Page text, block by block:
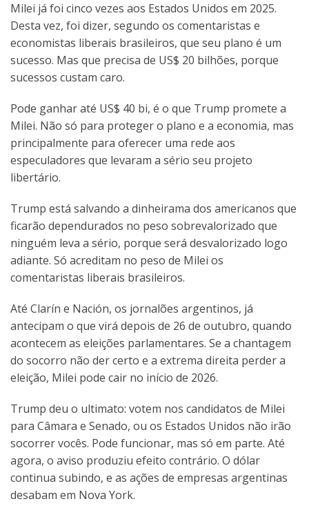
Milei já foi cinco vezes aos Estados Unidos em 2025.
Desta vez, foi dizer, segundo os comentaristas e
economistas liberais brasileiros, que seu plano é um
sucesso. Mas que precisa de US$ 20 bilhões, porque
sucessos custam caro.
Pode ganhar até US$ 40 bi, é o que Trump promete a
Milei. Não só para proteger o plano e a economia, mas
principalmente para oferecer uma rede aos
especuladores que levaram a sério seu projeto
libertário.
Trump está salvando a dinheirama dos americanos que
ficarão dependurados no peso sobrevalorizado que
ninguém leva a sério, porque será desvalorizado logo
adiante. Só acreditam no peso de Milei os
comentaristas liberais brasileiros.
Até Clarín e Nación, os jornalões argentinos, já
antecipam o que virá depois de 26 de outubro, quando
acontecem as eleições parlamentares. Se a chantagem
do socorro não der certo e a extrema direita perder a
eleição, Milei pode cair no início de 2026.
Trump deu o ultimato: votem nos candidatos de Milei
para Câmara e Senado, ou os Estados Unidos não irão
socorrer vocês. Pode funcionar, mas só em parte. Até
agora, o aviso produziu efeito contrário. O dólar
continua subindo, e as ações de empresas argentinas
desabam em Nova York.